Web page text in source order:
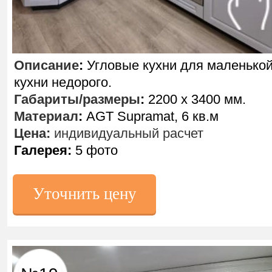
Описание: Угловые кухни для
кухни недорого.
Габариты/размеры: 2200 х 3400 мм.
Материал: AGT Supramat, 6 кв.м
Цена: индивидуальный расчет
Галерея: 5 фото
Уточнить цену